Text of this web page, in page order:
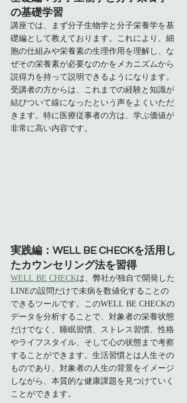
の基礎学習
講座では、まず分子生物学と分子栄養学を基
礎編として教えております。これにより、細
胞の仕組みや栄養素の生理作用を理解し、な
ぜその栄養素が必要なのかをメカニズムから
説得力を持って説明できるようになります。
受講者の方からは、これまでの経験と知識が
結びついて線になったという声をよくいただ
きます。特に医療従事者の方は、学ぶ価値が
非常に高い内容です。
実践編：WELL BE CHECKを活用し
たカウンセリング法を習得
WELL BE CHECKは、弊社が独自で開発した
LINEの設問だけで未病を数値化することの
できるツールです。このWELL BE CHECKの
データを分析することで、対象者の栄養状態
だけでなく、睡眠習慣、ストレス習慣、性格
やライフスタイル、そして心の状態まで考察
することができます。生活習慣とは人生その
ものであり、対象者の人生の背景をイメージ
しながら、本質的な健康課題を見つけていく
ことができます。